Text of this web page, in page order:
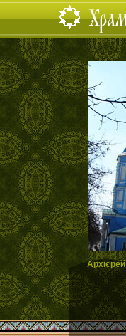
Архієрей